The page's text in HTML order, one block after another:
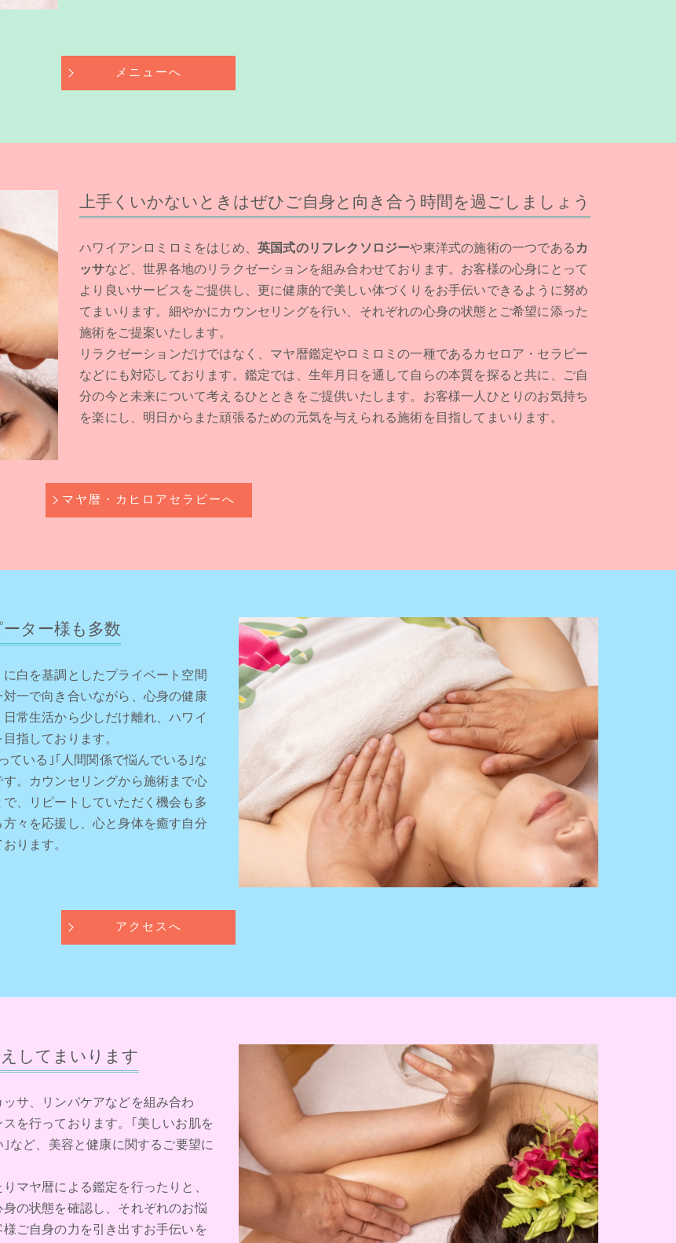
メニューへ
上手くいかないときはぜひご自身と向き合う時間を過ごしましょう
ハワイアンロミロミをはじめ、英国式のリフレクソロジーや東洋式の施術の一つであるカ
ッサなど、世界各地のリラクゼーションを組み合わせております。お客様の心身にとって
より良いサービスをご提供し、更に健康的で美しい体づくりをお手伝いできるように努め
てまいります。細やかにカウンセリングを行い、それぞれの心身の状態とご希望に添った
施術をご提案いたします。
リラクゼーションだけではなく、マヤ暦鑑定やロミロミの一種であるカセロア・セラピー
などにも対応しております。鑑定では、生年月日を通して自らの本質を探ると共に、ご自
分の今と未来について考えるひとときをご提供いたします。お客様一人ひとりのお気持ち
を楽にし、明日からまた頑張るための元気を与えられる施術を目指してまいります。
マヤ暦・カヒロアセラピーへ
ター様も多数
白を基調としたプライベート空間
一で向き合いながら、心身の健康
常生活から少しだけ離れ、ハワイ
指しております。
ている｣｢人間関係で悩んでいる｣な
。カウンセリングから施術まで心
、リピートしていただく機会も多
々を応援し、心と身体を癒す自分
ります。
アクセスへ
してまいります
サ、リンパケアなどを組み合わ
を行っております。｢美しいお肌を
など、美容と健康に関するご要望に
マヤ暦による鑑定を行ったりと、
の状態を確認し、それぞれのお悩
ご自身の力を引き出すお手伝いを